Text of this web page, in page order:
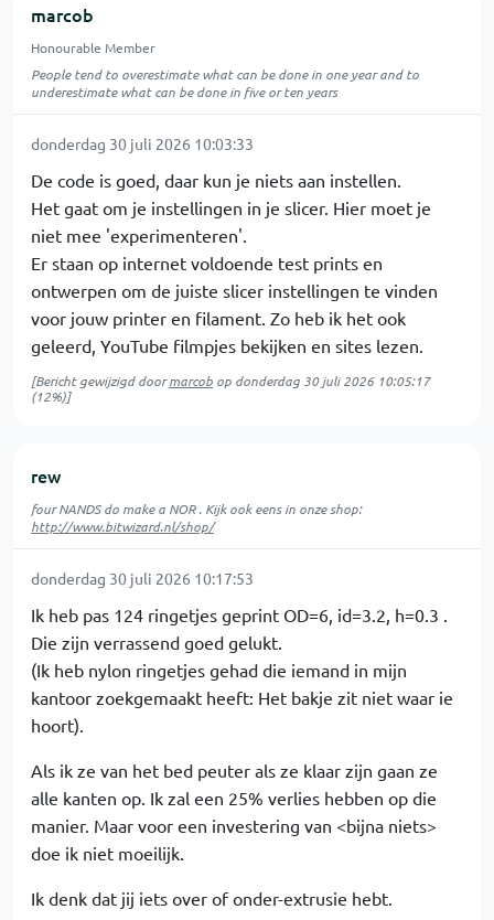
marcob
Honourable Member
People tend to overestimate what can be done in one year and to
underestimate what can be done in five or ten years
donderdag 30 juli 2026 10:03:33
De code is goed, daar kun je niets aan instellen.
Het gaat om je instellingen in je slicer. Hier moet je
niet mee 'experimenteren'.
Er staan op internet voldoende test prints en
ontwerpen om de juiste slicer instellingen te vinden
voor jouw printer en filament. Zo heb ik het ook
geleerd, YouTube filmpjes bekijken en sites lezen.
[Bericht gewijzigd doormarcob op donderdag 30 juli 2026 10:05:17
(12%)]
rew
four NANDS do make a NOR . Kijk ook eens in onze shop:
http://www.bitwizard.nl/shop/
donderdag 30 juli 2026 10:17:53
Ik heb pas 124 ringetjes geprint OD=6, id=3.2, h=0.3 .
Die zijn verrassend goed gelukt.
(Ik heb nylon ringetjes gehad die iemand in mijn
kantoor zoekgemaakt heeft: Het bakje zit niet waar ie
hoort).
Als ik ze van het bed peuter als ze klaar zijn gaan ze
alle kanten op. Ik zal een 25% verlies hebben op die
manier. Maar voor een investering van <bijna niets>
doe ik niet moeilijk.
Ik denk dat jij iets over of onder-extrusie hebt.